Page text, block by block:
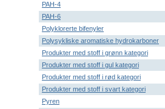
PAH-4
PAH-6
Polyklorerte bifenyler
Polysykliske aromatiske hydrokarboner
Produkter med stoff i grønn kategori
Produkter med stoff i gul kategori
Produkter med stoff i rød kategori
Produkter med stoff i svart kategori
Pyren